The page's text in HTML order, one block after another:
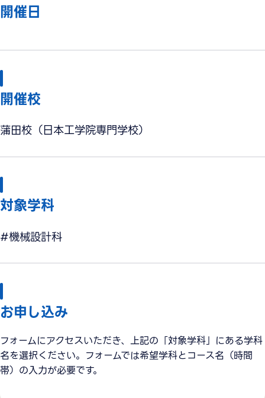
開催日
開催校
蒲田校（日本工学院専門学校）
対象学科
#機械設計科
お申し込み
フォームにアクセスいただき、上記の「対象学科」にある学科
名を選択ください。フォームでは希望学科とコース名（時間
帯）の入力が必要です。